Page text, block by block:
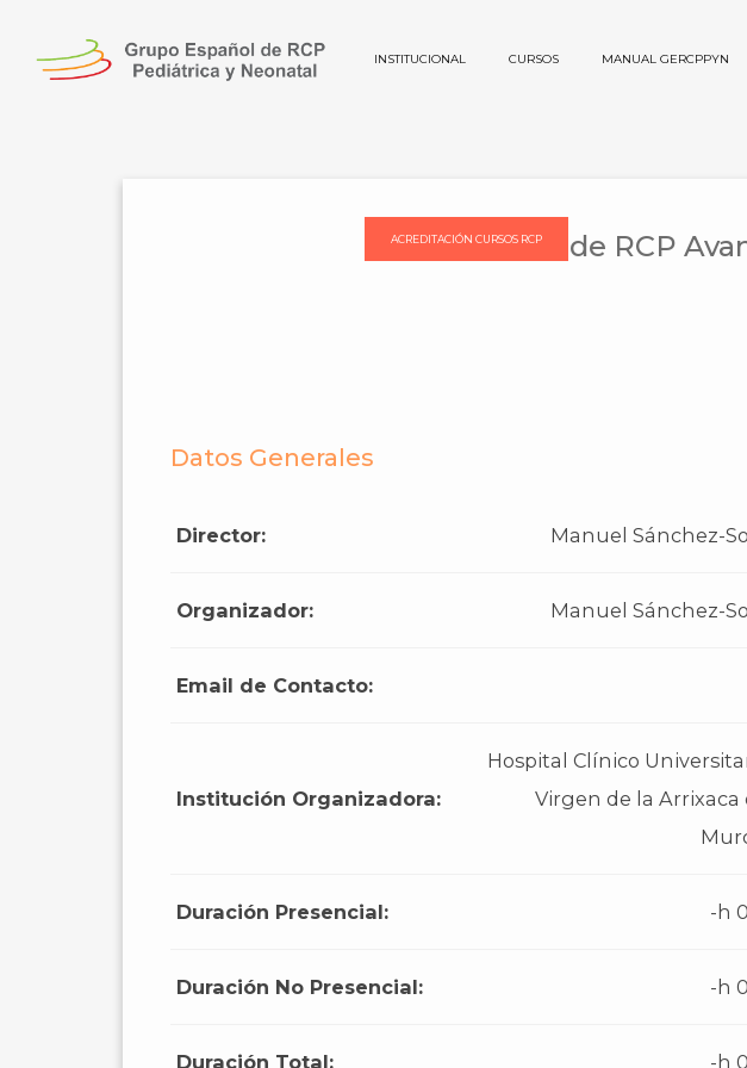
INSTITUCIONAL CURSOS MANUAL GERCPPYN
ACREDITACIÓN CURSOS RCP
I Curso de RCP
Datos Generales
Director: Manuel Sánchez-
Organizador: Manuel Sánchez-
Email de Contacto:
Institución Organizadora:
Hospital Clínico
Virgen de la Arrixaca
Duración Presencial: -h
Duración No Presencial: -h
Duración Total: -h